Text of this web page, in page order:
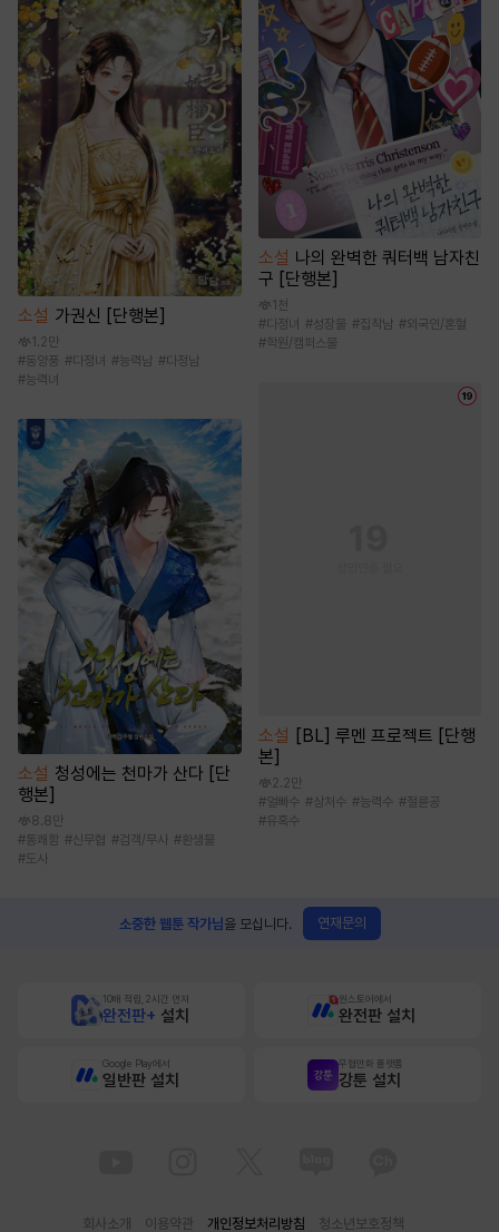
소설 가권신 [단행본]
1.2만
#동양풍 #다정녀 #능력남 #다정남
#능력녀
소설 청성에는 천마가 산다 [단
행본]
8.8만
#통쾌함 #신무협 #검객/무사 # 환생물
#도사
소설 나의 완벽한 쿼터백 남자친
구 [단행본]
1천
#다정녀 #성장물 #집착남 #외국인/혼혈
#학원/캠퍼스물
소설
[BL] 루멘 프로젝트 [단행
본]
2.2만
#얼빠수 #상처수 #능력수 #절륜공
#유혹수
소중한 웹툰 작가님을 모십니다. 연재문의
10배 적립, 2시간 먼저
완전판+ 설치
원스토어에서
완전판 설치
Google Play에서
일반판 설치
무협만화 플랫폼
강툰 설치
회사소개 이용약관 개인정보처리방침 청소년보호정책